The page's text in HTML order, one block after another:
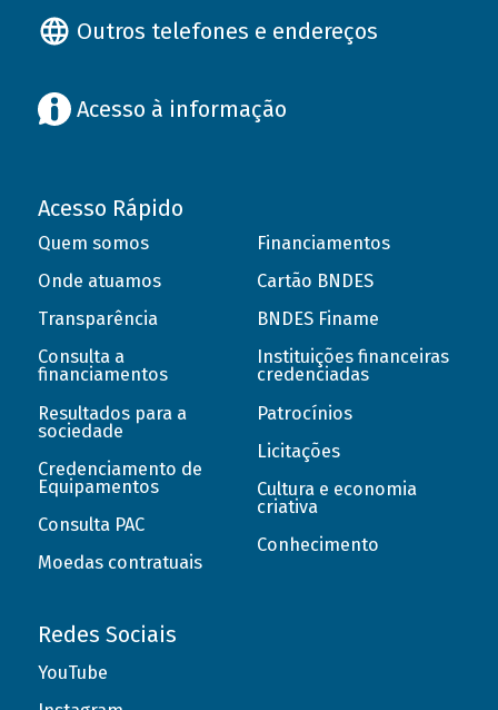
Outros telefones e endereços
Acesso à informação
Acesso Rápido
Quem somos
Onde atuamos
Transparência
Consulta a
financiamentos
Resultados para a
sociedade
Credenciamento de
Equipamentos
Consulta PAC
Moedas contratuais
Financiamentos
Cartão BNDES
BNDES Finame
Instituições financeiras
credenciadas
Patrocínios
Licitações
Cultura e economia
criativa
Conhecimento
Redes Sociais
YouTube